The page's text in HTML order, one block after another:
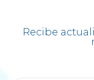
Recibe